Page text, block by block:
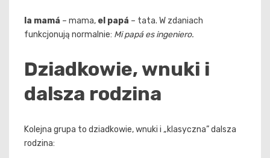
la mamá – mama, el papá – tata. W zdaniach
funkcjonują normalnie: Mi papá es ingeniero.
Dziadkowie, wnuki i
dalsza rodzina
Kolejna grupa to dziadkowie, wnuki i „klasyczna” dalsza
rodzina: